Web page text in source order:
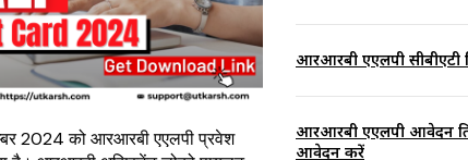
2024 को आरआरबी एएलपी प्रवेश
आरआरबी एएलपी सीबीएटी
आरआरबी एएलपी आवेदन
आवेदन करें